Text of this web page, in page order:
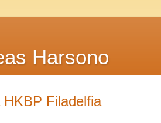
Harsono
HKBP Filadelfia